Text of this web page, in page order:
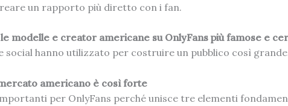
un rapporto più diretto con i fan.
modelle e creator americane su OnlyFans più famose e
social hanno utilizzato per costruire un pubblico così
americano è così forte
per OnlyFans perché unisce tre elementi